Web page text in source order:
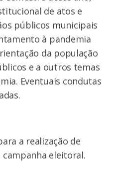
de atos e
públicos municipais
à pandemia
da população
e a outros temas
Eventuais condutas
a realização de
eleitoral.